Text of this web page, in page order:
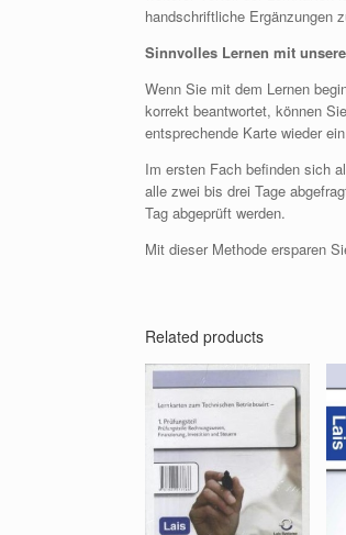
handschriftliche Ergänzungen
Sinnvolles Lernen mit
Wenn Sie mit dem Lernen
korrekt beantwortet, können
entsprechende Karte wieder
Im ersten Fach befinden sich
alle zwei bis drei Tage
Tag abgeprüft werden.
Mit dieser Methode ersparen
Related products